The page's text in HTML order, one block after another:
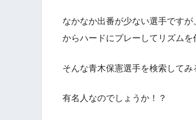
なかなか出番が少ない選手です
からハードにプレーしてリズム
そんな青木保憲選手を検索してみ
有名人なのでしょうか！？